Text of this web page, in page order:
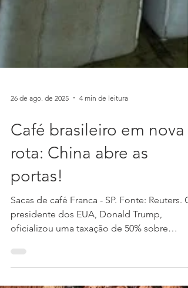
26 de ago. de 2025 4 min de leitura
Café brasileiro em nova
rota: China abre as
portas!
Sacas de café Franca - SP. Fonte: Reuters. O
oficializou uma taxação de 50% sobre
alguns...